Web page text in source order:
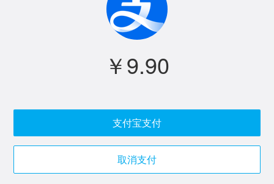
￥9.90
支付宝支付
取消支付